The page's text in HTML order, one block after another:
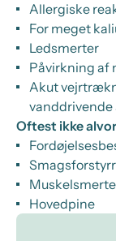
Allergiske
For meget
Ledsmerter
Påvirkning af
Akut
vanddrivende
Oftest ikke
Hovedpine